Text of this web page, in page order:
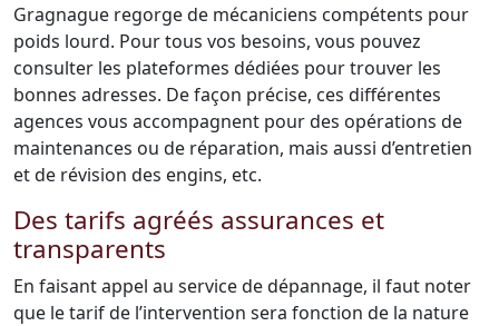
Gragnague regorge de mécaniciens compétents pour
poids lourd. Pour tous vos besoins, vous pouvez
consulter les plateformes dédiées pour trouver les
bonnes adresses. De façon précise, ces différentes
agences vous accompagnent pour des opérations de
maintenances ou de réparation, mais aussi d’entretien
et de révision des engins, etc.
Des tarifs agréés assurances et
transparents
En faisant appel au service de dépannage, il faut noter
que le tarif de l’intervention sera fonction de la nature